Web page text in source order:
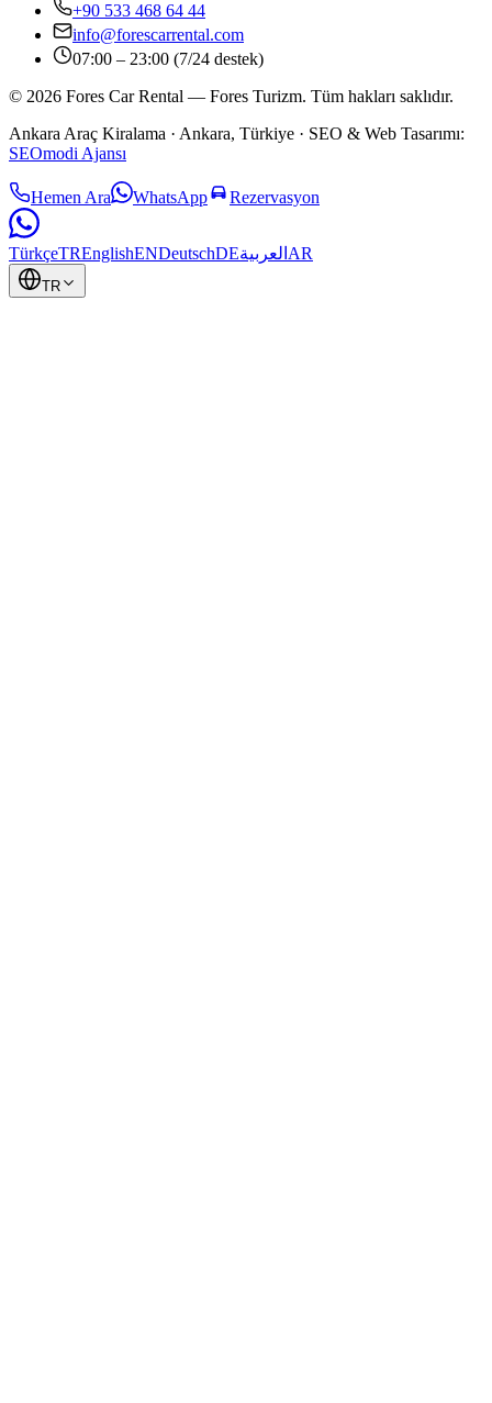
+90 533 468 64 44
info@forescarrental.com
07:00 – 23:00 (7/24 destek)
© 2026 Fores Car Rental — Fores Turizm. Tüm hakları saklıdır.
Ankara Araç Kiralama · Ankara, Türkiye · SEO & Web Tasarımı:
SEOmodi Ajansı
Hemen Ara WhatsApp Rezervasyon
TürkçeTREnglishENDeutschDEالعربية AR
TR